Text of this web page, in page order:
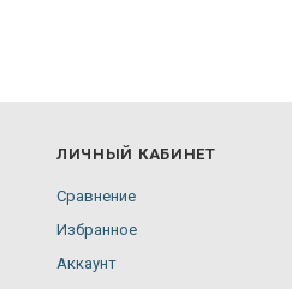
ЛИЧНЫЙ КАБИНЕТ
Сравнение
Избранное
Аккаунт